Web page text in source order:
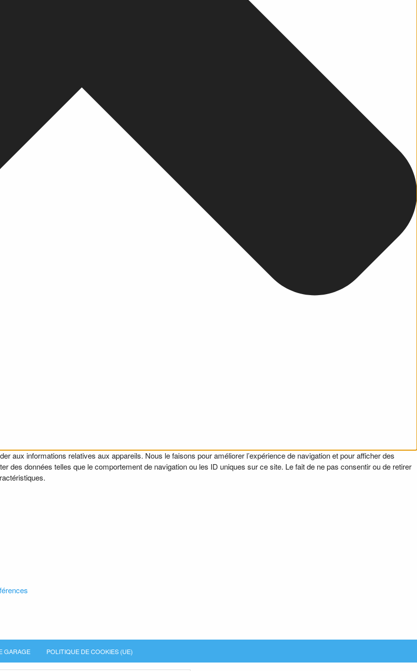
aux informations relatives aux appareils. Nous le faisons pour améliorer l’expérience de navigation et pour afficher des
des données telles que le comportement de navigation ou les ID uniques sur ce site. Le fait de ne pas consentir ou de retirer
GARAGE POLITIQUE DE COOKIES (UE)